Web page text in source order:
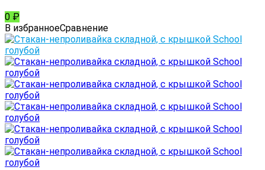
0 ₽
В избранноеСравнение